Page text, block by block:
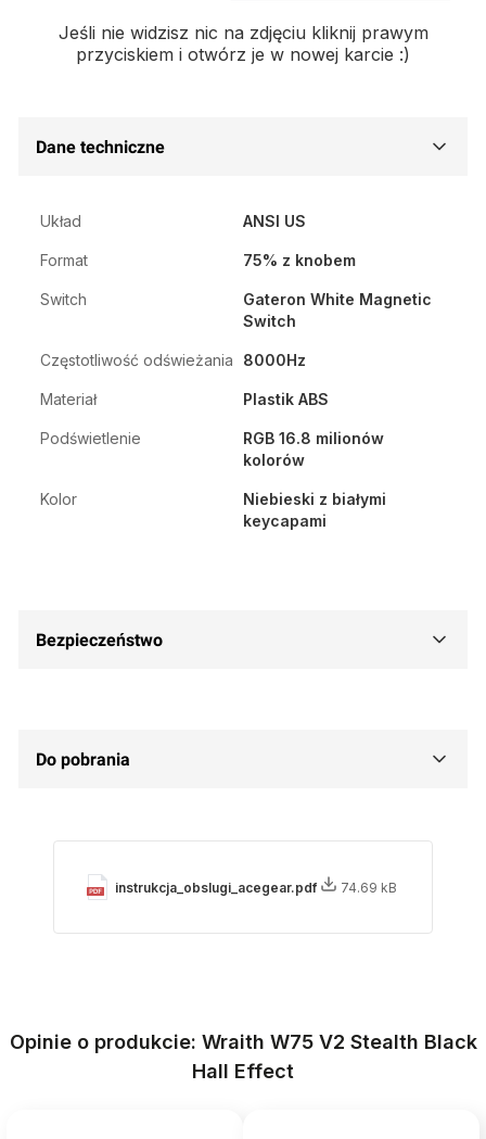
Jeśli nie widzisz nic na zdjęciu kliknij prawym
przyciskiem i otwórz je w nowej karcie :)
Dane techniczne
Układ ANSI US
Format 75% z knobem
Switch
Gateron White Magnetic
Switch
Częstotliwość odświeżania 8000Hz
Materiał Plastik ABS
Podświetlenie
RGB 16.8 milionów
kolorów
Kolor
Niebieski z białymi
keycapami
Bezpieczeństwo
Do pobrania
instrukcja_obslugi_acegear.pdf 74.69 kB
Opinie o produkcie: Wraith W75 V2 Stealth Black
Hall Effect